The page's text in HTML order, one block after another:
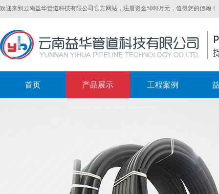
欢迎来到云南益华管道科技有限公司官方网站，注册资金5000万元，值得您的信赖！
首页 产品展示 工程案例